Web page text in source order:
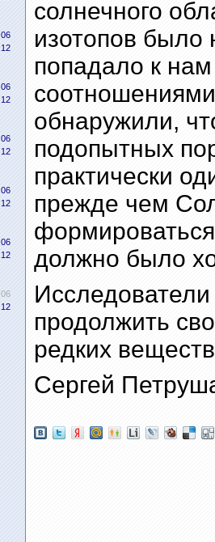
06
12
06
12
06
12
06
12
06
12
06
12
солнечного
изотопов
попадало к
обнаружили,
подопытных
практически
прежде чем
должно было
продолжить
редких
Сергей